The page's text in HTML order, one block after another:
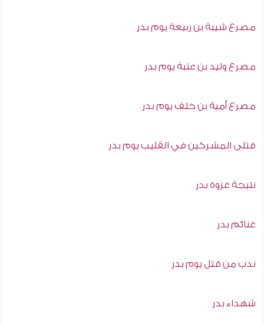
مصرع شيبة بن ربيعة يوم بدر
مصرع وليد بن عتبة يوم بدر
مصرع أمية بن خلف يوم بدر
قتلى المشركين في القليب يوم بدر
نتيجة غزوة بدر
غنائم بدر
ندب من قتل يوم بدر
شهداء بدر